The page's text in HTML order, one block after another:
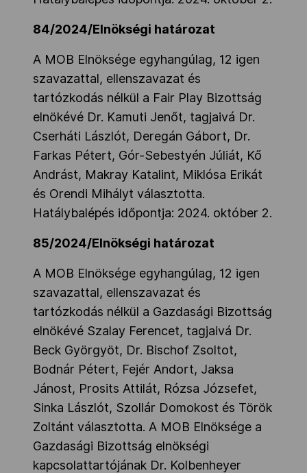
84/2024/Elnökségi határozat
A MOB Elnöksége egyhangúlag, 12 igen
szavazattal, ellenszavazat és
tartózkodás nélkül a Fair Play Bizottság
elnökévé Dr. Kamuti Jenőt, tagjaivá Dr.
Cserháti Lászlót, Deregán Gábort, Dr.
Farkas Pétert, Gór-Sebestyén Júliát, Kő
Andrást, Makray Katalint, Miklósa Erikát
és Orendi Mihályt választotta.
Hatálybalépés időpontja: 2024. október 2.
85/2024/Elnökségi határozat
A MOB Elnöksége egyhangúlag, 12 igen
szavazattal, ellenszavazat és
tartózkodás nélkül a Gazdasági Bizottság
elnökévé Szalay Ferencet, tagjaivá Dr.
Beck Györgyöt, Dr. Bischof Zsoltot,
Bodnár Pétert, Fejér Andort, Jaksa
Jánost, Prosits Attilát, Rózsa Józsefet,
Sinka Lászlót, Szollár Domokost és Török
Zoltánt választotta. A MOB Elnöksége a
Gazdasági Bizottság elnökségi
kapcsolattartójának Dr. Kolbenheyer